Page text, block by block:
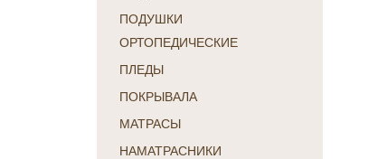
ПОДУШКИ
ОРТОПЕДИЧЕСКИЕ
ПЛЕДЫ
ПОКРЫВАЛА
МАТРАСЫ
НАМАТРАСНИКИ